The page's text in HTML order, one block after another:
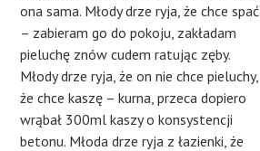
ona sama. Młody drze ryja, że chce spać
– zabieram go do pokoju, zakładam
pieluchę znów cudem ratując zęby.
Młody drze ryja, że on nie chce pieluchy,
że chce kaszę – kurna, przeca dopiero
wrąbał 300ml kaszy o konsystencji
betonu. Młoda drze ryja z łazienki, że